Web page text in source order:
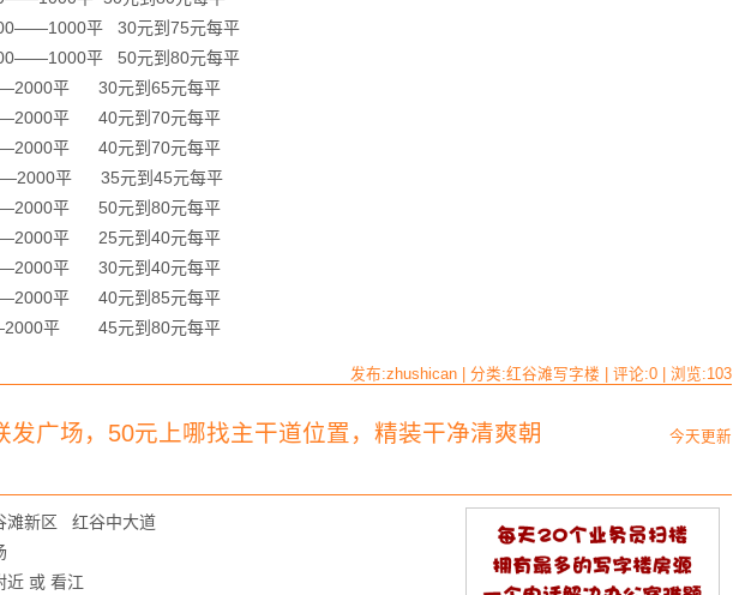
平 30元到75元每平
平 50元到80元每平
平 30元到65元每平
平 40元到70元每平
平 40元到70元每平
平 35元到45元每平
平 50元到80元每平
平 25元到40元每平
平 30元到40元每平
平 40元到85元每平
平 45元到80元每平
发布:zhushican | 分类:红谷滩写字楼 | 评论:0 | 浏览:103
今天更新
发广场，50元上哪找主干道位置，精装干净清爽朝
滩新区 红谷中大道
近 或 看江